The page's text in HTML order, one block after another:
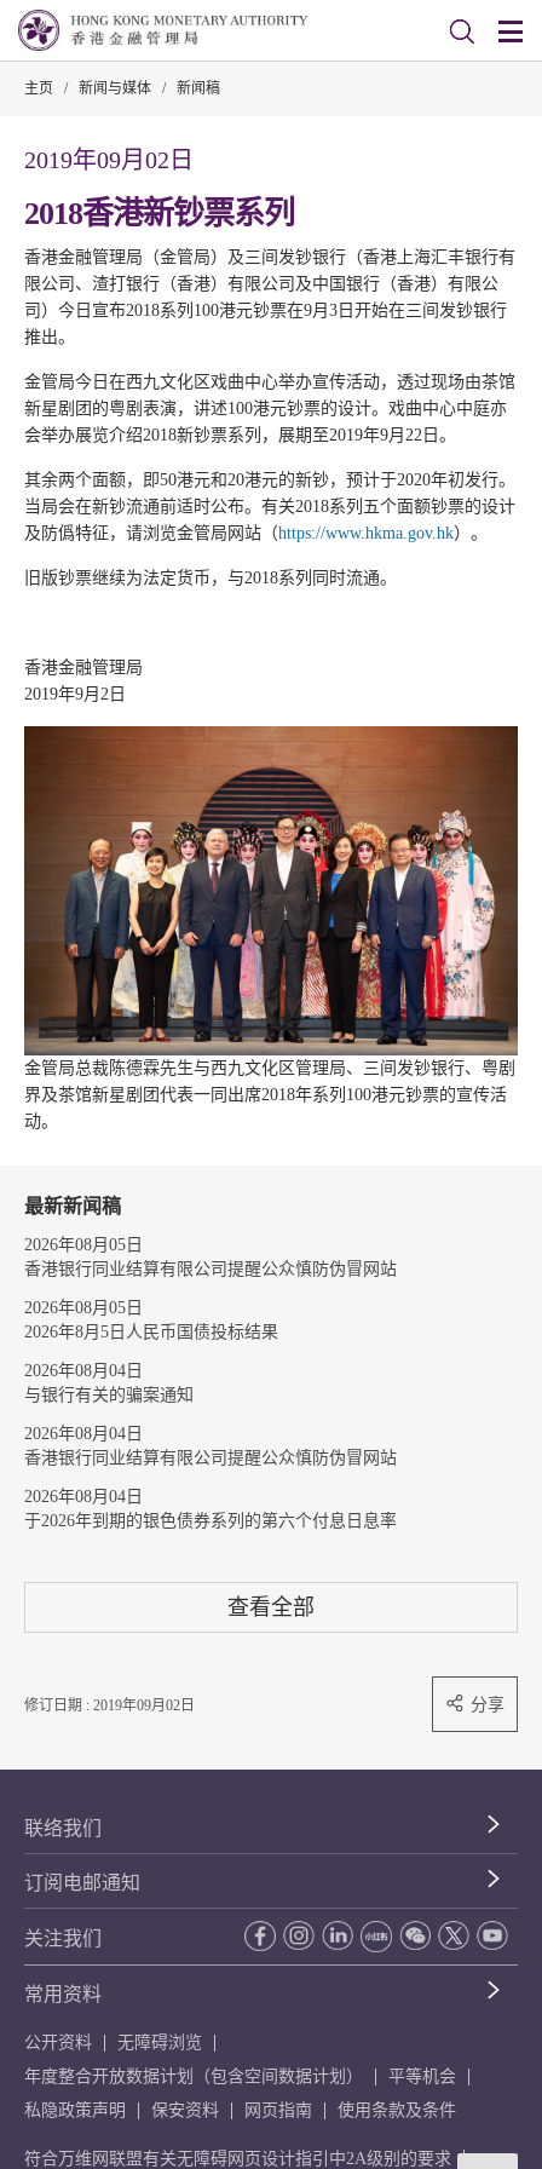
主页 / 新闻与媒体 / 新闻稿
2019年09月02日
2018香港新钞票系列
香港金融管理局（金管局）及三间发钞银行（香港上海汇丰银行有
限公司、渣打银行（香港）有限公司及中国银行（香港）有限公
司）今日宣布2018系列100港元钞票在9月3日开始在三间发钞银行
推出。
金管局今日在西九文化区戏曲中心举办宣传活动，透过现场由茶馆
新星剧团的粤剧表演，讲述100港元钞票的设计。戏曲中心中庭亦
会举办展览介绍2018新钞票系列，展期至2019年9月22日。
其余两个面额，即50港元和20港元的新钞，预计于2020年初发行。
当局会在新钞流通前适时公布。有关2018系列五个面额钞票的设计
及防僞特征，请浏览金管局网站（https://www.hkma.gov.hk）。
旧版钞票继续为法定货币，与2018系列同时流通。
香港金融管理局
2019年9月2日
金管局总裁陈德霖先生与西九文化区管理局、三间发钞银行、粤剧
界及茶馆新星剧团代表一同出席2018年系列100港元钞票的宣传活
动。
最新新闻稿
2026年08月05日
香港银行同业结算有限公司提醒公众慎防伪冒网站
2026年08月05日
2026年8月5日人民币国债投标结果
2026年08月04日
与银行有关的骗案通知
2026年08月04日
香港银行同业结算有限公司提醒公众慎防伪冒网站
2026年08月04日
于2026年到期的银色债券系列的第六个付息日息率
查看全部
修订日期 : 2019年09月02日 分享
联络我们
订阅电邮通知
关注我们
常用资料
公开资料
无障碍浏览
年度整合开放数据计划（包含空间数据计划）
平等机会
私隐政策声明
保安资料 网页指南 使用条款及条件
符合万维网联盟有关无障碍网页设计指引中2A级别的要求